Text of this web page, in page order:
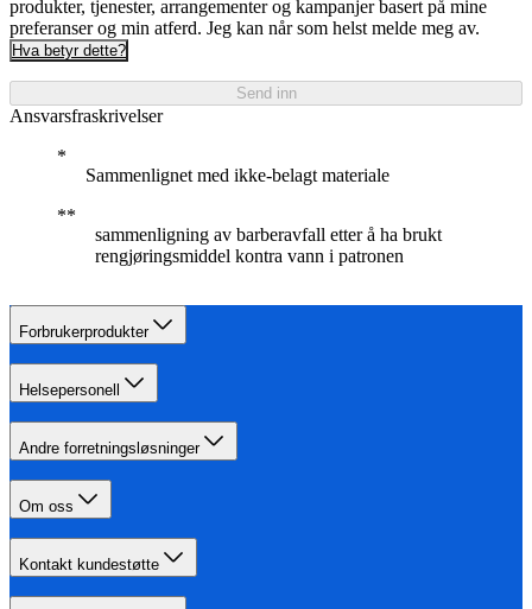
produkter, tjenester, arrangementer og kampanjer basert på mine
preferanser og min atferd. Jeg kan når som helst melde meg av.
Hva betyr dette?
Send inn
Ansvarsfraskrivelser
Sammenlignet med ikke-belagt materiale
sammenligning av barberavfall etter å ha brukt
rengjøringsmiddel kontra vann i patronen
Forbrukerprodukter
Helsepersonell
Andre forretningsløsninger
Om oss
Kontakt kundestøtte